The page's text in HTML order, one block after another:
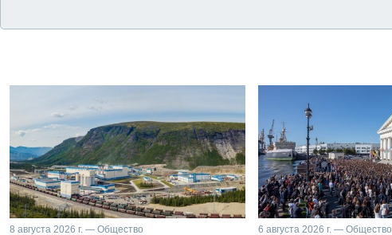
8 августа 2026 г. — Общество 6 августа 2026 г. — Общество